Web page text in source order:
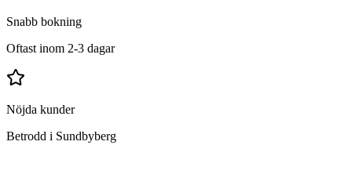
Snabb bokning
Oftast inom 2-3 dagar
Nöjda kunder
Betrodd i Sundbyberg